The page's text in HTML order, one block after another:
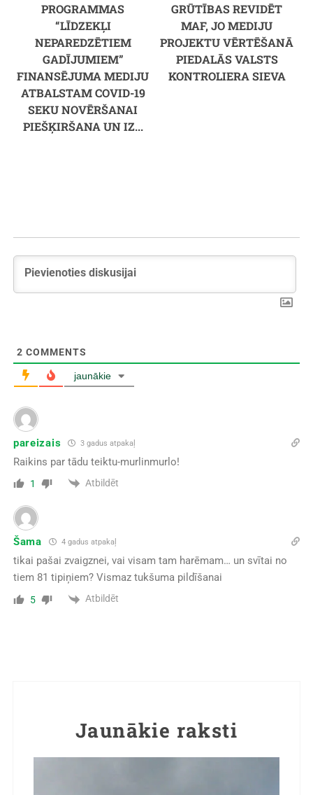
PROGRAMMAS
“LĪDZEKĻI
NEPAREDZĒTIEM
GADĪJUMIEM”
FINANSĒJUMA MEDIJU
ATBALSTAM COVID-19
SEKU NOVĒRŠANAI
PIEŠĶIRŠANA UN IZ...
GRŪTĪBAS REVIDĒT
MAF, JO MEDIJU
PROJEKTU VĒRTĒŠANĀ
PIEDALĀS VALSTS
KONTROLIERA SIEVA
2 COMMENTS
jaunākie
pareizais 3 gadus atpakaļ
Raikins par tādu teiktu-murlinmurlo!
1 Atbildēt
Šama 4 gadus atpakaļ
tikai pašai zvaigznei, vai visam tam harēmam… un svītai no
tiem 81 tipiņiem? Vismaz tukšuma pildīšanai
5 Atbildēt
Jaunākie raksti